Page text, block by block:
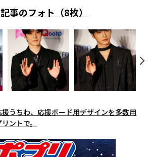
事のフォト（8枚）
うちわ、応援ボード用デザインを多数用
ントで。